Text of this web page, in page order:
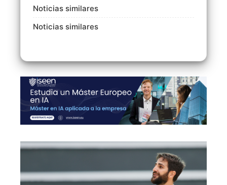
Noticias similares
Noticias similares